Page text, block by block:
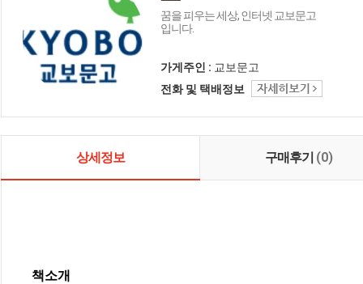
꿈을 피우는 세상, 인터넷 교보문고
입니다.
가게주인 : 교보문고
전화 및 택배정보
상세정보 구매후기 (0)
책소개